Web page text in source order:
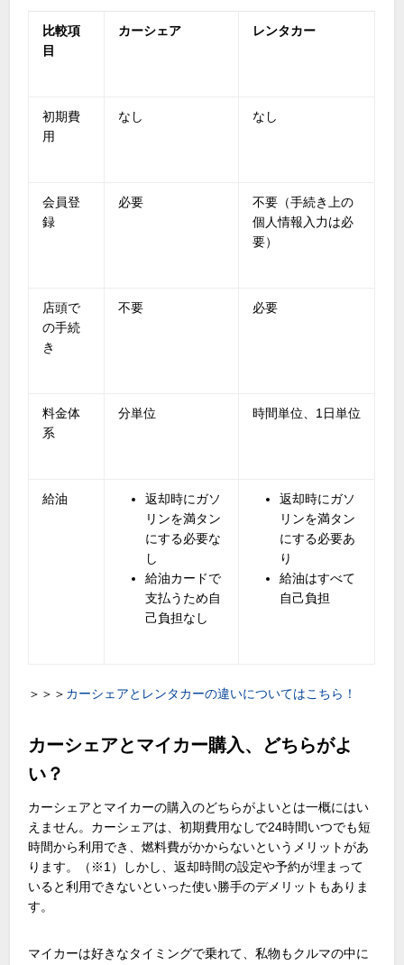
比較項
目
カーシェア レンタカー
初期費
用
なし なし
会員登
録
必要
不要（手続き上の
個人情報入力は必
要）
店頭で
の手続
き
不要 必要
料金体
系
分単位 時間単位、 1 日単位
給油
返却時にガソ
リンを満タン
にする必要な
し
給油カードで
支払うため自
己負担なし
返却時にガソ
リンを満タン
にする必要あ
り
給油はすべて
自己負担
＞＞＞ カーシェアとレンタカーの違いについてはこちら！
カーシェアとマイカー購入、どちらがよ
い？
カーシェアとマイカーの購入のどちらがよいとは一概にはい
えません。カーシェアは、初期費用なしで24時間いつでも短
時間から利用でき、燃料費がかからないというメリットがあ
ります。（※1）しかし、返却時間の設定や予約が埋まって
いると利用できないといった使い勝手のデメリットもありま
す。
マイカーは好きなタイミングで乗れて、私物もクルマの中に